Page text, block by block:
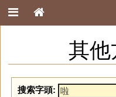
其
搜索字頭: